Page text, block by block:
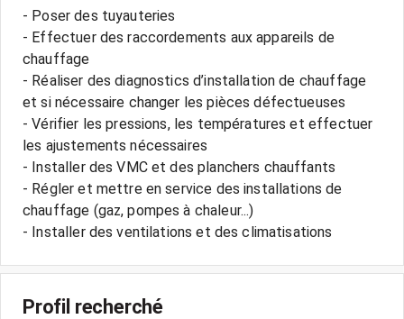
- Poser des tuyauteries
- Effectuer des raccordements aux appareils de
chauffage
- Réaliser des diagnostics d’installation de chauffage
et si nécessaire changer les pièces défectueuses
- Vérifier les pressions, les températures et effectuer
les ajustements nécessaires
- Installer des VMC et des planchers chauffants
- Régler et mettre en service des installations de
chauffage (gaz, pompes à chaleur...)
- Installer des ventilations et des climatisations
Profil recherché